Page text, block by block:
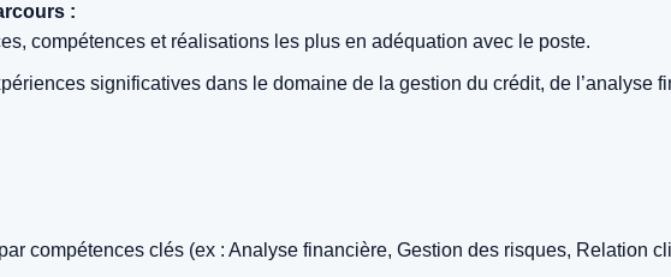
:
compétences et réalisations les plus en adéquation avec le poste.
significatives dans le domaine de la gestion du crédit, de l’analyse
compétences clés (ex : Analyse financière, Gestion des risques, Relation